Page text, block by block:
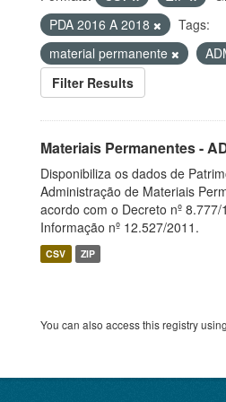
PDA 2016 A 2018
Tags:
material permanente
Filter Results
Materiais Permanentes -
Disponibiliza os dados de
Administração de Materiais
acordo com o Decreto nº
Informação nº 12.527/2011.
CSV ZIP
You can also access this registry